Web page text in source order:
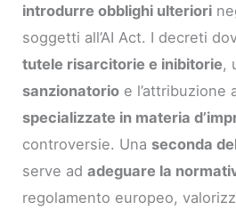
introdurre obblighi ulteriori
soggetti all’AI Act. I decreti
tutele risarcitorie e inibitorie,
sanzionatorio e l’attribuzione
specializzate in materia
controversie. Una seconda
serve adadeguare la
regolamento europeo,